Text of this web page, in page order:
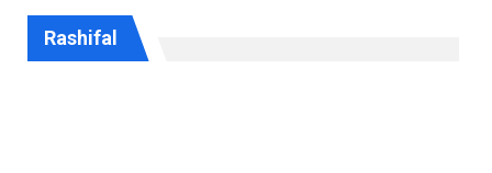
Rashifal